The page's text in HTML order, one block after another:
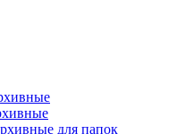
для папок